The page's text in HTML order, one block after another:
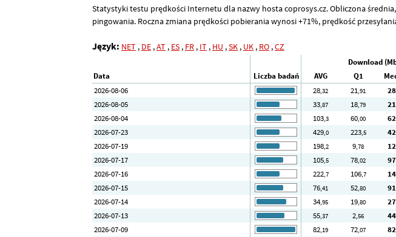
Statystyki testu prędkości Internetu dla nazwy hosta coprosys.cz. Obliczona
pingowania. Roczna zmiana prędkości pobierania wynosi +71%, prędkość
Język: NET , DE ,AT , ES , FR , IT , HU ,SK , UK , RO ,CZ
Download
Data
Liczba badań AVG Q1
2026-08-06
28,32 21,91 28
2026-08-05
33,87 18,79 21
2026-08-04
103,3 60,00 62
2026-07-23
429,0 223,5
2026-07-19
198,2 9,78 12
2026-07-17
105,5 78,02 97
2026-07-16
222,7 106,7
2026-07-15
76,41 52,80 91
2026-07-14
34,95 19,80 27
2026-07-13
55,37 2,56 44
2026-07-09
82,19 72,07 82